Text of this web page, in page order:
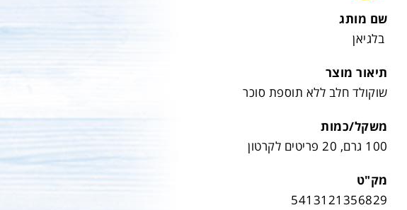
שם מותג
בלגיאן
תיאור מוצר
שוקולד חלב ללא תוספת סוכר
משקל/כמות
100 גרם, 20 פריטים לקרטון
מק"ט
5413121356829